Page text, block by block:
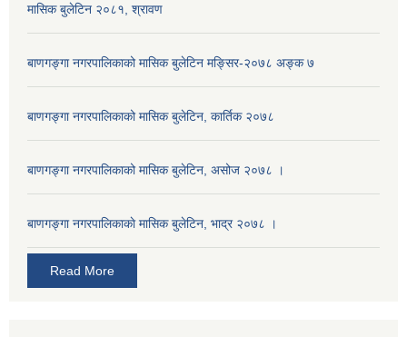
मासिक बुलेटिन २०८१, श्रावण
बाणगङ्गा नगरपालिकाको मासिक बुलेटिन मङ्सिर-२०७८ अङ्क ७
बाणगङ्गा नगरपालिकाको मासिक बुलेटिन, कार्तिक २०७८
बाणगङ्गा नगरपालिकाको मासिक बुलेटिन, असोज २०७८ ।
बाणगङ्गा नगरपालिकाकाे मासिक बुलेटिन, भाद्र २०७८ ।
Read More